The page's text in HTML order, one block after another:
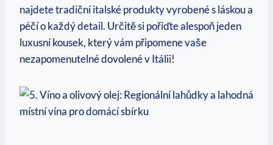
najdete tradiční italské produkty vyrobené s láskou a
péčí o každý detail. Určitě si pořiďte alespoň jeden
luxusní kousek, který vám připomene vaše
nezapomenutelné dovolené v Itálii!